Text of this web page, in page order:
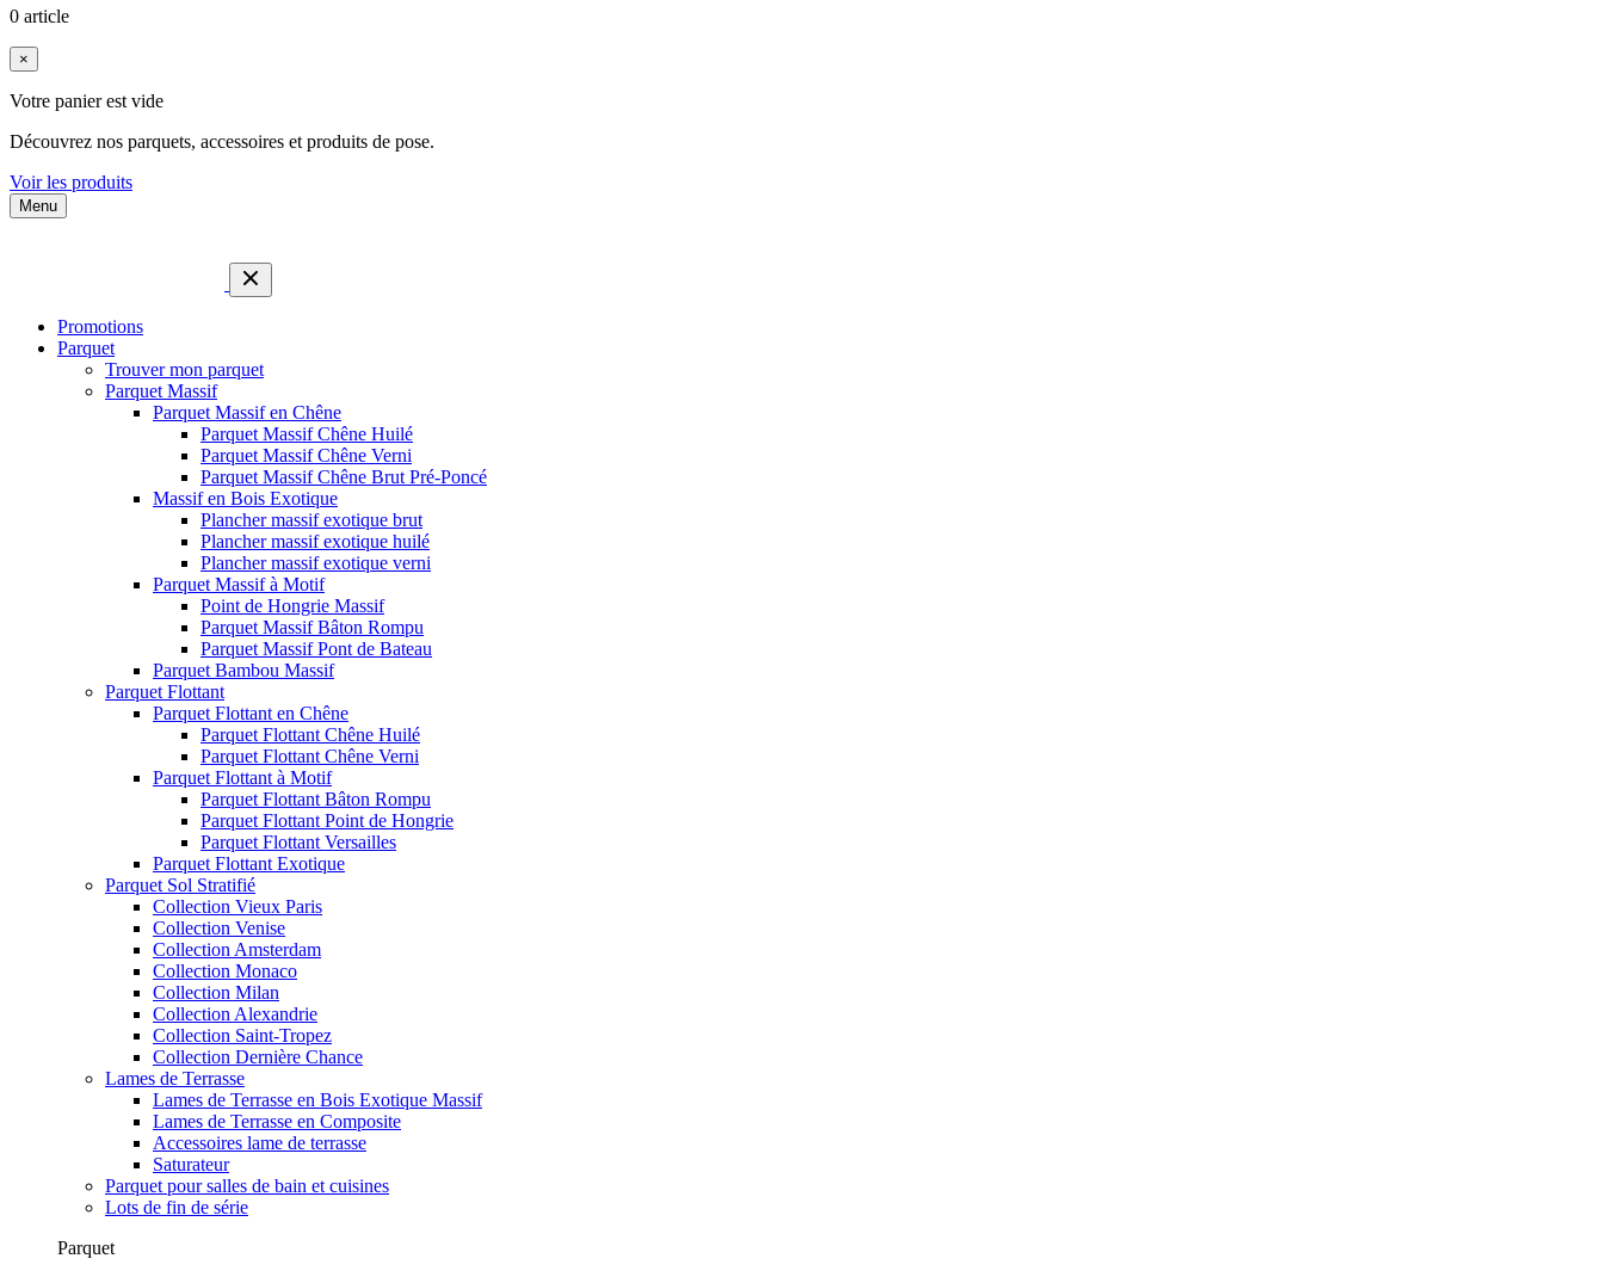
0 article
×
Votre panier est vide
Découvrez nos parquets, accessoires et produits de pose.
Voir les produits
Menu
Promotions
Parquet
Trouver mon parquet
Parquet Massif
Parquet Massif en Chêne
Parquet Massif Chêne Huilé
Parquet Massif Chêne Verni
Parquet Massif Chêne Brut Pré-Poncé
Massif en Bois Exotique
Plancher massif exotique brut
Plancher massif exotique huilé
Plancher massif exotique verni
Parquet Massif à Motif
Point de Hongrie Massif
Parquet Massif Bâton Rompu
Parquet Massif Pont de Bateau
Parquet Bambou Massif
Parquet Flottant
Parquet Flottant en Chêne
Parquet Flottant Chêne Huilé
Parquet Flottant Chêne Verni
Parquet Flottant à Motif
Parquet Flottant Bâton Rompu
Parquet Flottant Point de Hongrie
Parquet Flottant Versailles
Parquet Flottant Exotique
Parquet Sol Stratifié
Collection Vieux Paris
Collection Venise
Collection Amsterdam
Collection Monaco
Collection Milan
Collection Alexandrie
Collection Saint-Tropez
Collection Dernière Chance
Lames de Terrasse
Lames de Terrasse en Bois Exotique Massif
Lames de Terrasse en Composite
Accessoires lame de terrasse
Saturateur
Parquet pour salles de bain et cuisines
Lots de fin de série
Parquet